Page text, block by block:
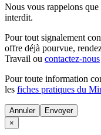
Nous vous rappelons
interdit.
Pour tout signalement
offre déjà pourvue,
Travail ou contactez-nous
Pour toute information
les fiches pratiques du
Annuler
×